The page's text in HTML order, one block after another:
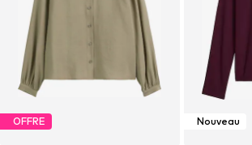
OFFRE Nouveau